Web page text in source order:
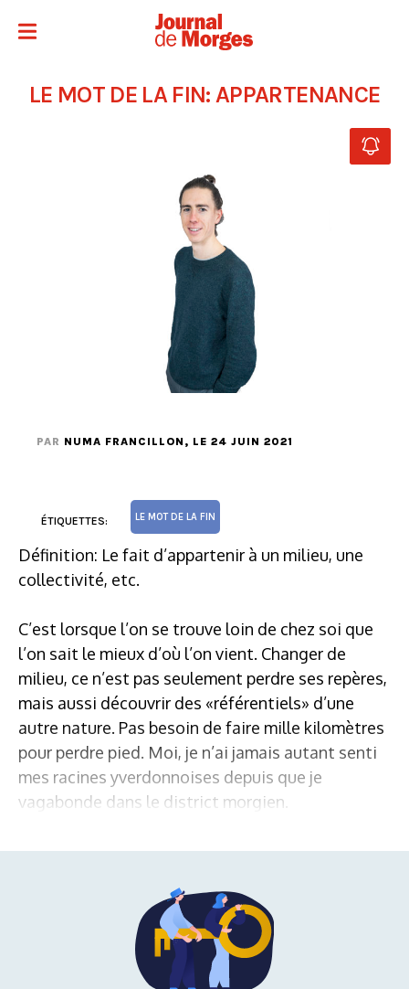
LE MOT DE LA FIN: APPARTENANCE
PAR NUMA FRANCILLON , LE 24 JUIN 2021
ÉTIQUETTES: LE MOT DE LA FIN
Définition: Le fait d’appartenir à un milieu, une
collectivité, etc.
C’est lorsque l’on se trouve loin de chez soi que
l’on sait le mieux d’où l’on vient. Changer de
milieu, ce n’est pas seulement perdre ses repères,
mais aussi découvrir des «référentiels» d’une
autre nature. Pas besoin de faire mille kilomètres
pour perdre pied. Moi, je n’ai jamais autant senti
mes racines yverdonnoises depuis que je
vagabonde dans le district morgien.